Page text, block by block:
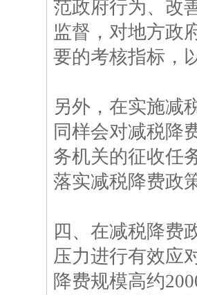
范政府行为、改
监督，对地方政
要的考核指标，
另外，在实施减
同样会对减税降
务机关的征收任
落实减税降费政
四、在减税降费
压力进行有效应
降费规模高约